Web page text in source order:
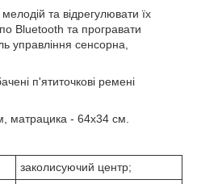
та відрегулювати їх
Bluetooth та програвати
управління сенсорна,
п'ятиточкові ремені
матрацика - 64х34 см.
заколисуючий центр;